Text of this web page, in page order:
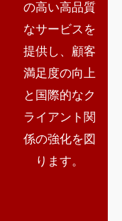
の高い高品質
なサービスを
提供し、顧客
満足度の向上
と国際的なク
ライアント関
係の強化を図
ります。